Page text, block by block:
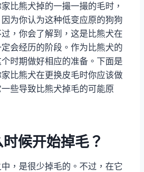
比熊犬掉的一撮一撮的毛时，
为你认为这种低变应原的狗狗
，你会了解到，这是比熊犬在
会经历的阶段。作为比熊犬的
时期做好相应的准备。下面是
比熊犬在更换皮毛时你应该做
些导致比熊犬掉毛的可能原
候开始掉毛？
，是很少掉毛的。不过，在它